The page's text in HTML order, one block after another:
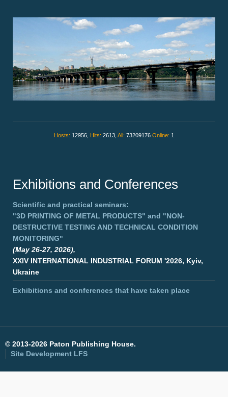
Hosts: 12956, Hits: 2613, All: 73209176 Online: 1
Exhibitions and Conferences
Scientific and practical seminars:
"3D PRINTING OF METAL PRODUCTS" and "NON-
DESTRUCTIVE TESTING AND TECHNICAL CONDITION
MONITORING"
(May 26-27, 2026),
XXIV INTERNATIONAL INDUSTRIAL FORUM '2026, Kyiv,
Ukraine
Exhibitions and conferences that have taken place
© 2013-2026 Paton Publishing House.
Site Development LFS